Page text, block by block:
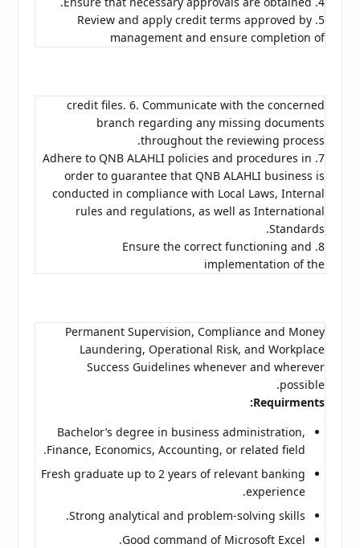
5. Review and apply credit terms approved by
management and ensure completion of
credit files. 6. Communicate with the concerned
branch regarding any missing documents
throughout the reviewing process.
7. Adhere to QNB ALAHLI policies and procedures in
order to guarantee that QNB ALAHLI business is
conducted in compliance with Local Laws, Internal
rules and regulations, as well as International
Standards.
8. Ensure the correct functioning and
implementation of the
Permanent Supervision, Compliance and Money
Laundering, Operational Risk, and Workplace
Success Guidelines whenever and wherever
possible.
Requirments:
Bachelor’s degree in business administration,
Finance, Economics, Accounting, or related field.
Fresh graduate up to 2 years of relevant banking
experience.
Strong analytical and problem-solving skills.
Good command of Microsoft Excel.